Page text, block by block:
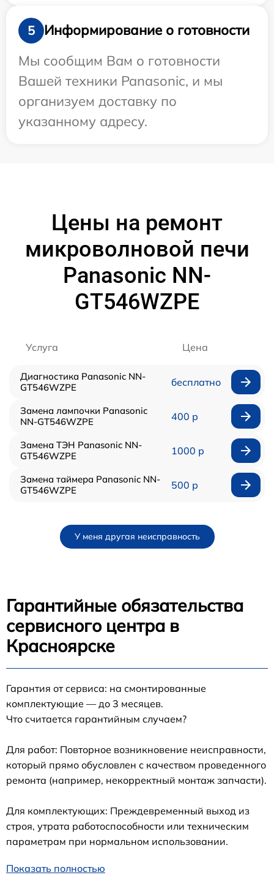
5
Информирование о готовности
Мы сообщим Вам о готовности
Вашей техники Panasonic, и мы
организуем доставку по
указанному адресу.
Цены на ремонт
микроволновой печи
Panasonic NN-
GT546WZPE
Услуга Цена
Диагностика Panasonic NN-
GT546WZPE
бесплатно
Замена лампочки Panasonic
NN-GT546WZPE
400 р
Замена ТЭН Panasonic NN-
GT546WZPE
1000 р
Замена таймера Panasonic NN-
GT546WZPE
500 р
У меня другая неисправность
Гарантийные обязательства
сервисного центра в
Красноярске
Гарантия от сервиса: на смонтированные
комплектующие — до 3 месяцев.
Что считается гарантийным случаем?
Для работ: Повторное возникновение неисправности,
который прямо обусловлен с качеством проведенного
ремонта (например, некорректный монтаж запчасти).
Для комплектующих: Преждевременный выход из
строя, утрата работоспособности или техническим
параметрам при нормальном использовании.
Показать полностью